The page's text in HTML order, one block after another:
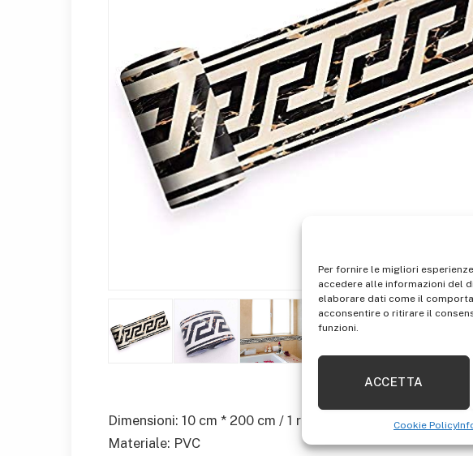
Per fornire le migliori
accedere alle informazioni del
elaborare dati come il
acconsentire o ritirare il
funzioni.
ACCETTA
Cookie Policy
Dimensioni: 10 cm * 200 cm / 1 rotolo
Materiale: PVC